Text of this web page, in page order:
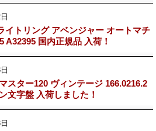
イトリング アベンジャー オートマチ
A32395 国内正規品 入荷！
スター120 ヴィンテージ 166.0216.2
文字盤 入荷しました！